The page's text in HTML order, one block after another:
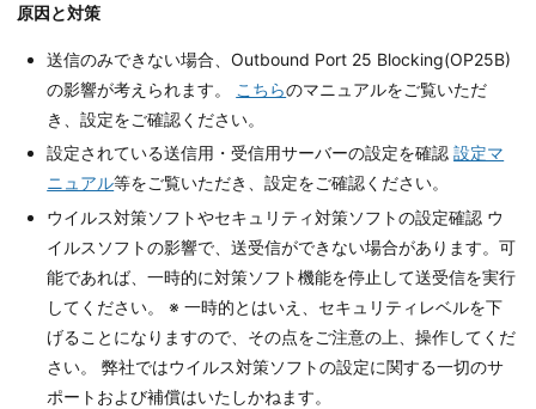
原因と対策
送信のみできない場合、Outbound Port 25 Blocking(OP25B)
の影響が考えられます。
こちらのマニュアルをご覧いただ
き、設定をご確認ください。
設定されている送信用・受信用サーバーの設定を確認設定マ
ニュアル等をご覧いただき、設定をご確認ください。
ウイルス対策ソフトやセキュリティ対策ソフトの設定確認 ウ
イルスソフトの影響で、送受信ができない場合があります。可
能であれば、一時的に対策ソフト機能を停止して送受信を実行
してください。 ※ 一時的とはいえ、セキュリティレベルを下
げることになりますので、その点をご注意の上、操作してくだ
さい。 弊社ではウイルス対策ソフトの設定に関する一切のサ
ポートおよび補償はいたしかねます。